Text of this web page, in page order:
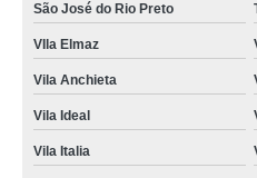
São José do Rio Preto
VIla Elmaz
Vila Anchieta
Vila Ideal
Vila Italia